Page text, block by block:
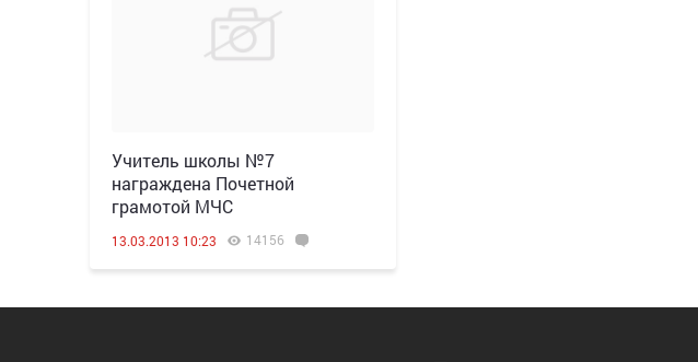
Учитель школы №7
награждена Почетной
грамотой МЧС
13.03.2013 10:23 14156